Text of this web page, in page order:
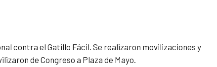
contra el Gatillo Fácil. Se realizaron movilizaciones y
de Congreso a Plaza de Mayo.